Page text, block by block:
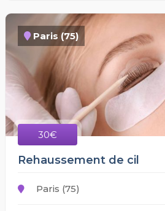
Paris (75)
30€
Rehaussement de cil
Paris (75)